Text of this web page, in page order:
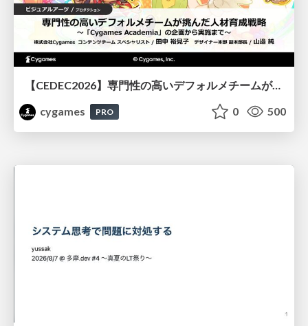
【CEDEC2026】専門性の高いデフォルメチームが挑んだ人材育成戦略 〜Cygames Academiaの企画から実施まで〜
cygames
PRO 0 500